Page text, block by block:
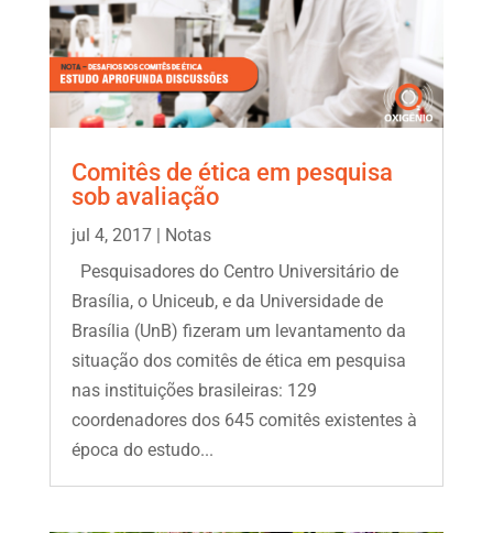
Comitês de ética em pesquisa
sob avaliação
jul 4, 2017| Notas
Pesquisadores do Centro Universitário de
Brasília, o Uniceub, e da Universidade de
Brasília (UnB) fizeram um levantamento da
situação dos comitês de ética em pesquisa
nas instituições brasileiras: 129
coordenadores dos 645 comitês existentes à
época do estudo...